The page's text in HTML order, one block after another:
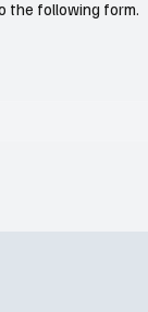
the following form.